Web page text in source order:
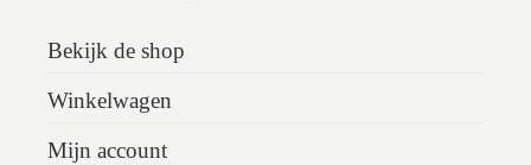
Bekijk de shop
Winkelwagen
Mijn account